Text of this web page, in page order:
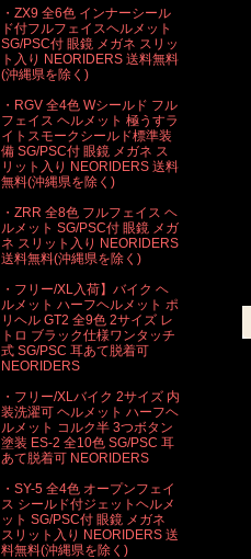
・ZX9 全6色 インナーシール
ド付フルフェイスヘルメット
SG/PSC付 眼鏡 メガネ スリッ
ト入り NEORIDERS 送料無料
(沖縄県を除く)
・RGV 全4色 Wシールド フル
フェイス ヘルメット 極うすラ
イトスモークシールド標準装
備 SG/PSC付 眼鏡 メガネ ス
リット入り NEORIDERS 送料
無料(沖縄県を除く)
・ZRR 全8色 フルフェイス ヘ
ルメット SG/PSC付 眼鏡 メガ
ネ スリット入り NEORIDERS
送料無料(沖縄県を除く)
・フリー/XL入荷】バイク ヘ
ルメット ハーフヘルメット ポ
リヘル GT2 全9色 2サイズ レ
トロ ブラック仕様ワンタッチ
式 SG/PSC 耳あて脱着可
NEORIDERS
・フリー/XLバイク 2サイズ 内
装洗濯可 ヘルメット ハーフヘ
ルメット コルク半 3つボタン
塗装 ES-2 全10色 SG/PSC 耳
あて脱着可 NEORIDERS
・SY-5 全4色 オープンフェイ
ス シールド付ジェットヘルメ
ット SG/PSC付 眼鏡 メガネ
スリット入り NEORIDERS 送
料無料(沖縄県を除く)